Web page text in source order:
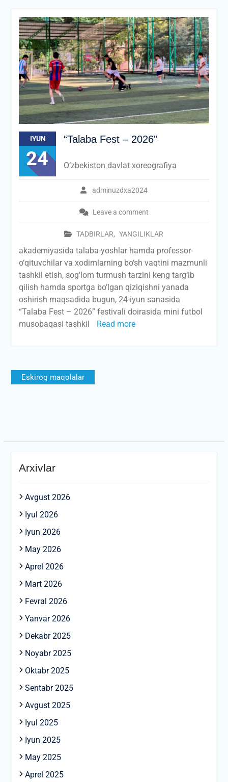
IYUN
24
“Talaba Fest – 2026”
adminuzdxa2024
Leave a comment
TADBIRLAR, YANGILIKLAR
O‘zbekiston davlat xoreografiya
akademiyasida talaba-yoshlar hamda professor-
o‘qituvchilar va xodimlarning bo‘sh vaqtini mazmunli
tashkil etish, sog‘lom turmush tarzini keng targ‘ib
qilish hamda sportga bo‘lgan qiziqishni yanada
oshirish maqsadida bugun, 24-iyun sanasida
“Talaba Fest – 2026” festivali doirasida mini futbol
musobaqasi tashkil
Read more
Maqolalar
bo‘yicha
Eskiroq maqolalar
Arxivlar
Avgust 2026
Iyul 2026
Iyun 2026
May 2026
Aprel 2026
Mart 2026
Fevral 2026
Yanvar 2026
Dekabr 2025
Noyabr 2025
Oktabr 2025
Sentabr 2025
Avgust 2025
Iyul 2025
Iyun 2025
May 2025
Aprel 2025